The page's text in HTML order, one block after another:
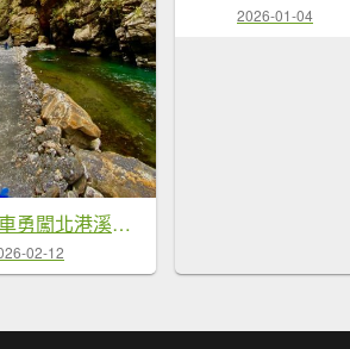
越野單車勇闖北港溪峽谷
02-12
2026-01-04